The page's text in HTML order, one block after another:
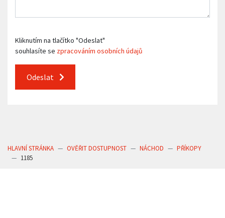
Kliknutím na tlačítko "Odeslat"
souhlasíte se zpracováním osobních údajů
Odeslat
HLAVNÍ STRÁNKA OVĚŘIT DOSTUPNOST NÁCHOD
PŘÍKOPY
1185